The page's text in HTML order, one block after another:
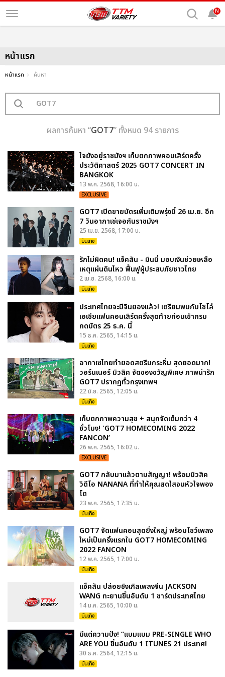
N
หน้าแรก
หน้าแรก ค้นหา
ผลการค้นหา “GOT7” ทั้งหมด 94 รายการ
ใจยังอยู่ราชมังฯ เก็บตกภาพคอนเสิร์ตครั้ง
ประวัติศาสตร์ 2025 GOT7 CONCERT IN
BANGKOK
13 พ.ค. 2568, 16:00 น.
EXCLUSIVE
GOT7 เปิดขายบัตรเพิ่มเติมพรุ่งนี้ 26 เม.ย. อีก
7 วันอากาเซ่เจอกันราชมังฯ
25 เม.ย. 2568, 17:00 น.
บันเทิง
รักไม่ผิดคน! แจ็คสัน - มินนี่ มอบเงินช่วยเหลือ
เหตุแผ่นดินไหว ฟื้นฟูผู้ประสบภัยชาวไทย
2 เม.ย. 2568, 16:00 น.
บันเทิง
ประเทศไทยจะมีจินยองแล้ว! เตรียมพบกับโซโล่
เอเชียแฟนคอนเสิร์ตครั้งสุดท้ายก่อนเข้ากรม
กดบัตร 25 ธ.ค. นี้
15 ธ.ค. 2565, 14:15 น.
บันเทิง
อากาเซไทยทำยอดสตรีมกระหึ่ม สุดยอดมาก!
วอร์นเนอร์ มิวสิค จัดของขวัญพิเศษ ภาพน่ารัก
GOT7 ปรากฏทั่วกรุงเทพฯ
22 มิ.ย. 2565, 12:05 น.
บันเทิง
เก็บตกภาพความสุข + สนุกจัดเต็มกว่า 4
ชั่วโมง! 'GOT7 HOMECOMING 2022
FANCON’
26 พ.ค. 2565, 16:02 น.
EXCLUSIVE
GOT7 กลับมาแล้วตามสัญญา! พร้อมมิวสิค
วิดีโอ NANANA ที่ทำให้คุณสดใสจนหัวใจพอง
โต
23 พ.ค. 2565, 17:35 น.
บันเทิง
GOT7 จัดแฟนคอนสุดยิ่งใหญ่ พร้อมโชว์เพลง
ใหม่เป็นครั้งแรกใน GOT7 HOMECOMING
2022 FANCON
12 พ.ค. 2565, 17:00 น.
บันเทิง
แจ็คสัน ปล่อยซิงเกิลเพลงจีน JACKSON
WANG ทะยานขึ้นอันดับ 1 ชาร์ตประเทศไทย
14 ม.ค. 2565, 10:00 น.
บันเทิง
มีแต่ความปัง! “แบมแบม PRE-SINGLE WHO
ARE YOU ขึ้นอันดับ 1 ITUNES 21 ประเทศ!
30 ธ.ค. 2564, 12:15 น.
บันเทิง